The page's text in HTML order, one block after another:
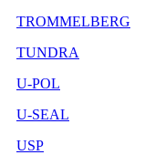
TROMMELBERG
TUNDRA
U-POL
U-SEAL
USP